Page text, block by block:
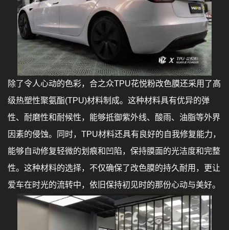
除了令人心动的色彩，合之众TPU花悦粉改色膜还采用了高
级热塑性聚氨酯(TPU)材料制成。这种材料具有优异的弹
性、耐磨性和耐候性，能够抵御紫外线、酸雨、油脂等外界
因素的侵蚀。同时，TPU材料还具有良好的自我修复能力，
能够自动修复轻微的划痕和凹陷，保持膜面的光洁度和完整
性。这种材料的选择，不仅确保了改色膜的持久耐用，更让
爱车在时光的流转中，依旧保持初见时的那份心动与美好。